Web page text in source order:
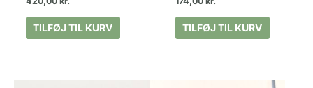
TILFØJ TIL KURV TILFØJ TIL KURV